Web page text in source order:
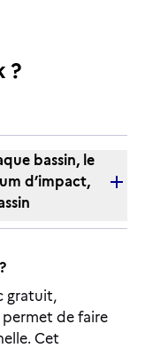
?
bassin, le
d’impact,
gratuit,
de faire
Cet